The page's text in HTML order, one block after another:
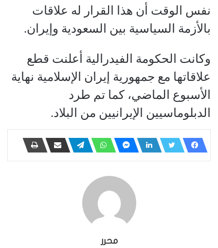
نفس الوقت أن هذا القرار له علاقات
بالأزمة السياسية بين السعودية وإيران.
وكانت الحكومة الفيدرالية أعلنت قطع
علاقاتها مع جمهورية إيران الإسلامية نهاية
الأسبوع الماضي، كما تم طرد
الدبلوماسيين الإيرانيين من البلاد.
محرر